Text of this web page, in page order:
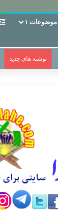
موضوعات ۱
نوشته های جدید